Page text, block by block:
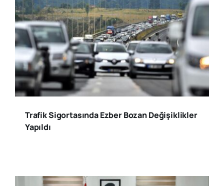
Trafik Sigortasında Ezber Bozan Değişiklikler
Yapıldı